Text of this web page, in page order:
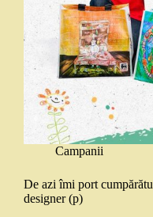
Campanii
De azi îmi port
designer (p)